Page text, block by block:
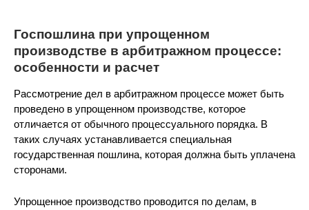
Госпошлина при упрощенном
производстве в арбитражном процессе:
особенности и расчет
Рассмотрение дел в арбитражном процессе может быть
проведено в упрощенном производстве, которое
отличается от обычного процессуального порядка. В
таких случаях устанавливается специальная
государственная пошлина, которая должна быть уплачена
сторонами.
Упрощенное производство проводится по делам, в